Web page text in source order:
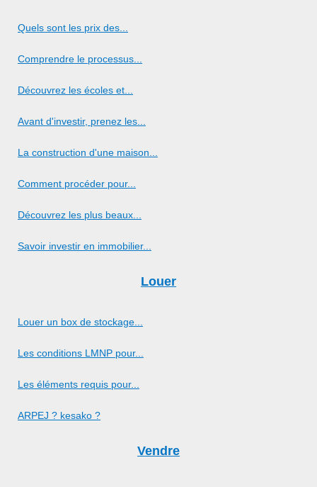
Quels sont les prix des...
Comprendre le processus...
Découvrez les écoles et...
Avant d'investir, prenez les...
La construction d'une maison...
Comment procéder pour...
Découvrez les plus beaux...
Savoir investir en immobilier...
Louer
Louer un box de stockage...
Les conditions LMNP pour...
Les éléments requis pour...
ARPEJ ? kesako ?
Vendre